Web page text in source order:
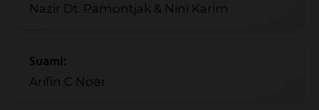
Nazir Dt. Pamontjak & Nini Karim
Suami:
Arifin C Noer